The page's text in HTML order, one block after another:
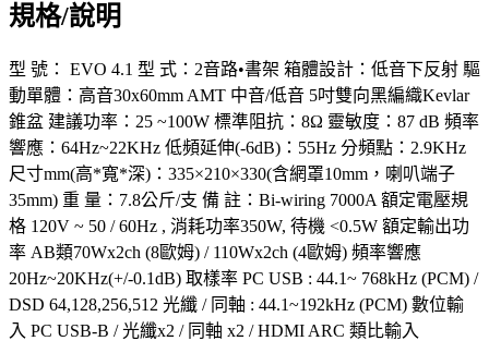
規格/說明
型 號： EVO 4.1 型 式：2音路•書架 箱體設計：低音下反射 驅
動單體：高音30x60mm AMT 中音/低音 5吋雙向黑編織Kevlar
錐盆 建議功率：25 ~100W 標準阻抗：8Ω 靈敏度：87 dB 頻率
響應：64Hz~22KHz 低頻延伸(-6dB)：55Hz 分頻點：2.9KHz
尺寸mm(高*寬*深)：335×210×330(含網罩10mm，喇叭端子
35mm) 重 量：7.8公斤/支 備 註：Bi-wiring 7000A 額定電壓規
格 120V ~ 50 / 60Hz , 消耗功率350W, 待機 <0.5W 額定輸出功
率 AB類70Wx2ch (8歐姆) / 110Wx2ch (4歐姆) 頻率響應
20Hz~20KHz(+/-0.1dB) 取樣率 PC USB : 44.1~ 768kHz (PCM) /
DSD 64,128,256,512 光纖 / 同軸 : 44.1~192kHz (PCM) 數位輸
入 PC USB-B / 光纖x2 / 同軸 x2 / HDMI ARC 類比輸入